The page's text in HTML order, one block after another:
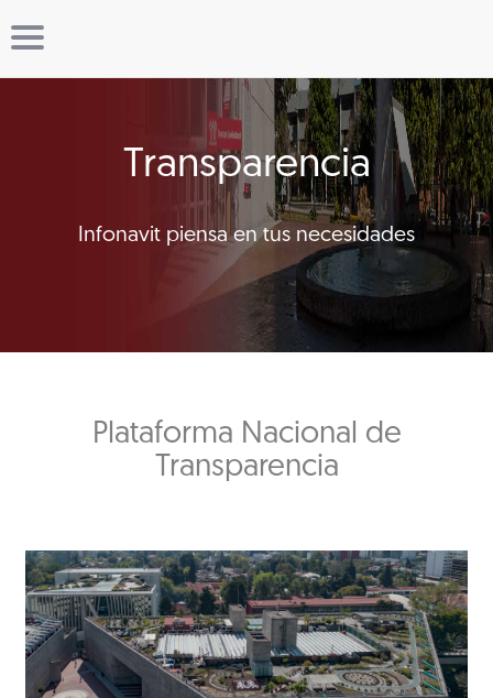
Transparencia
Infonavit piensa en tus necesidades
Plataforma Nacional de
Transparencia